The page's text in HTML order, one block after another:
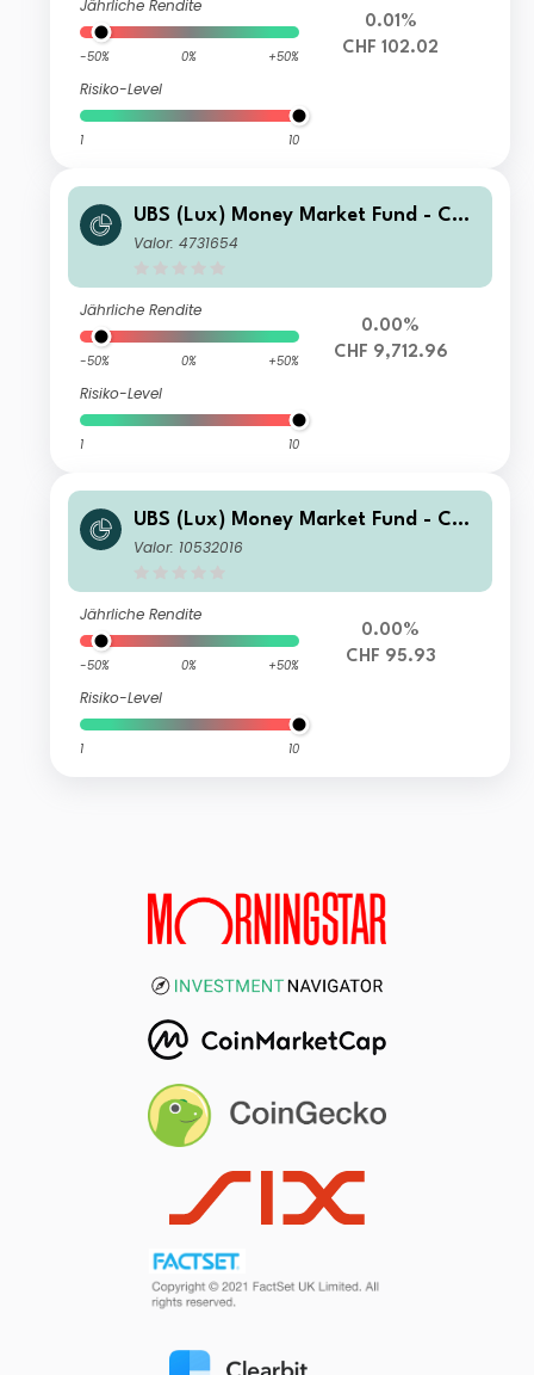
Jährliche Rendite
-50% 0% +50%
Risiko-Level
1 10
0.01%
CHF 102.02
UBS (Lux) Money Market Fund - CHF
U-X-acc
Valor: 4731654
Jährliche Rendite
-50% 0% +50%
Risiko-Level
1 10
0.00%
CHF 9,712.96
UBS (Lux) Money Market Fund - CHF
F-acc
Valor: 10532016
Jährliche Rendite
-50% 0% +50%
Risiko-Level
1 10
0.00%
CHF 95.93